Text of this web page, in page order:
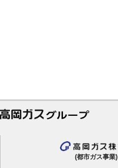
(都市ガス事業)